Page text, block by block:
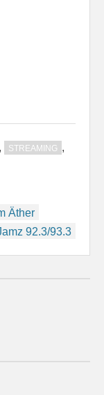
, STREAMING ,
Äther
92.3/93.3